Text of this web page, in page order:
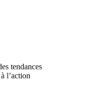
tendances
l’action